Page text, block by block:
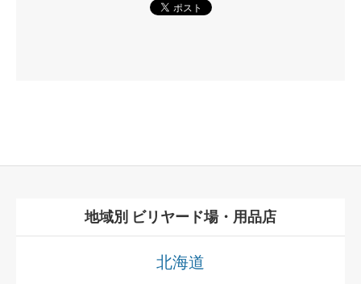
地域別 ビリヤード場・用品店
北海道